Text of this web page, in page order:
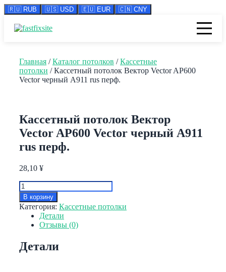
🇷🇺 RUB 🇺🇸 USD 🇪🇺 EUR 🇨🇳 CNY
Главная /Каталог потолков /Кассетные
потолки / Кассетный потолок Вектор Veсtor AP600
Vector черный А911 rus перф.
Кассетный потолок Вектор
Veсtor AP600 Vector черный А911
rus перф.
28,10 ¥
Количество
товара
Кассетный
потолок
Вектор
Vector
В корзину
Категория: Кассетные потолки
Детали
Отзывы (0)
Детали